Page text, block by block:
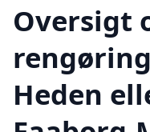
Oversigt
Heden